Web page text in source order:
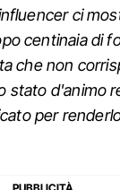
ci
centinaia di
che non
stato d'animo
per